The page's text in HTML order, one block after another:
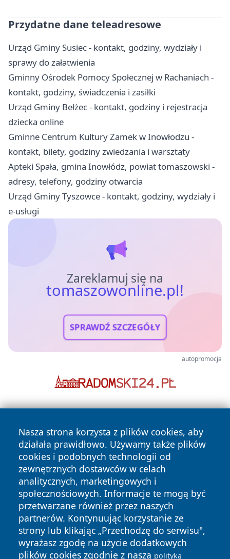
Przydatne dane teleadresowe
Urząd Gminy Susiec - kontakt, godziny, wydziały i
sprawy do załatwienia
Gminny Ośrodek Pomocy Społecznej w Rachaniach -
kontakt, godziny, świadczenia i zasiłki
Urząd Gminy Bełżec - kontakt, godziny i rejestracja
dziecka online
Gminne Centrum Kultury Zamek w Inowłodzu -
kontakt, bilety, godziny zwiedzania i warsztaty
Apteki Spała, gmina Inowłódz, powiat tomaszowski -
adresy, telefony, godziny otwarcia
Urząd Gminy Tyszowce - kontakt, godziny, wydziały i
e-usługi
Zareklamuj się na
tomaszowonline.pl!
SPRAWDŹ SZCZEGÓŁY
autopromocja
Nasza strona korzysta z plików cookies, aby
działała prawidłowo. Używamy także plików
cookies i podobnych technologii od
zewnętrznych dostawców w celach
analitycznych, marketingowych i
społecznościowych. Informacje te mogą być
przetwarzane również przez naszych
partnerów. Kontynuując korzystanie ze
strony lub klikając „Przechodzę do serwisu",
wyrażasz zgodę na użycie dodatkowych
plików cookies zgodnie z naszą polityką
Copyright © 2026 tomaszowonline.pl Wszystkie prawa
zastrzeżone.
News Autorzy
Polityka
Prywatności
Polityka
Cookies